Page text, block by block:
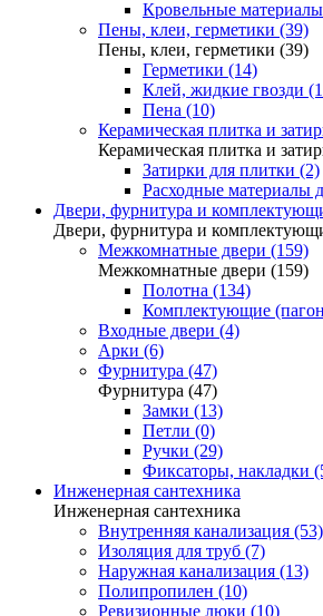
Кровельные
Пены, клеи, герметики (39)
Пены, клеи, герметики (39)
Герметики (14)
Клей, жидкие гвозди
Пена (10)
Керамическая плитка и
Керамическая плитка и
Затирки для плитки (2)
Расходные материалы
Двери, фурнитура и
Двери, фурнитура и
Межкомнатные двери (159)
Межкомнатные двери (159)
Полотна (134)
Комплектующие
Входные двери (4)
Арки (6)
Фурнитура (47)
Фурнитура (47)
Замки (13)
Петли (0)
Ручки (29)
Фиксаторы, накладки
Инженерная сантехника
Инженерная сантехника
Внутренняя канализация (53)
Изоляция для труб (7)
Наружная канализация (13)
Полипропилен (10)
Ревизионные люки (10)